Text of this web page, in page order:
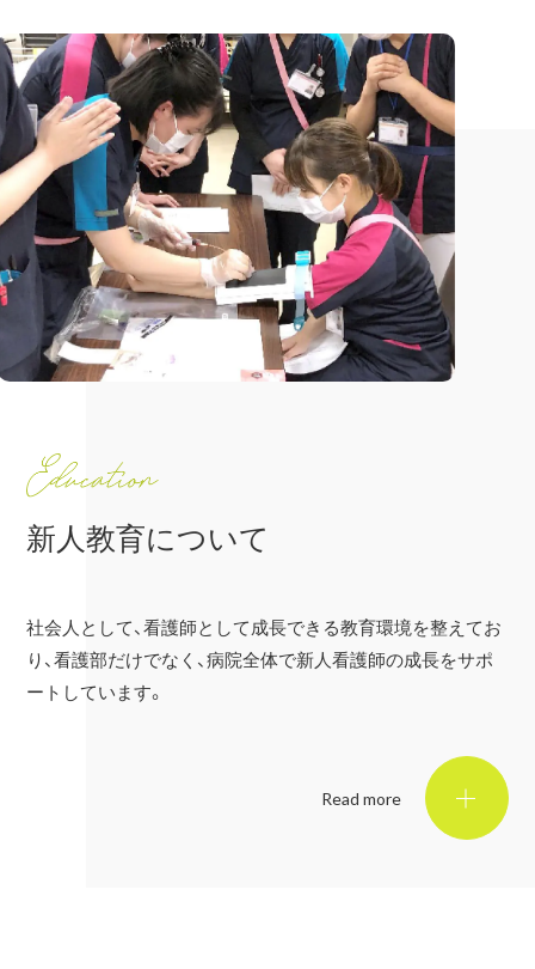
新人教育について
社会人として、看護師として成長できる教育環境を整えてお
り、看護部だけでなく、病院全体で新人看護師の成長をサポ
ートしています。
Read more